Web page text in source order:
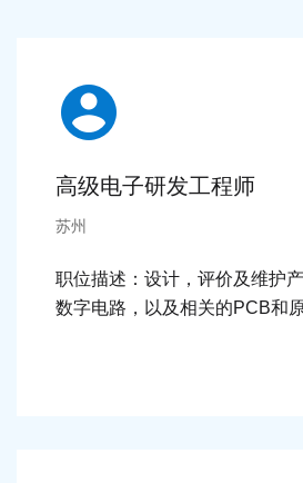
高级电子研发工程师
苏州
职位描述：设计，评价及维护
数字电路，以及相关的PCB和原